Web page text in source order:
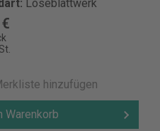
Loseblattwerk
hinzufügen
Warenkorb